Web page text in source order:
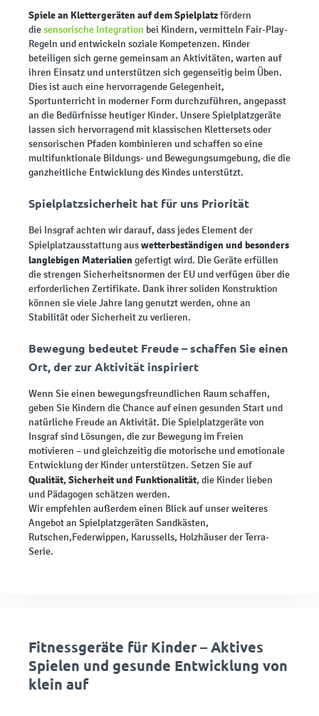
Spiele an Klettergeräten auf dem Spielplatzfördern
diesensorische Integration bei Kindern, vermitteln Fair-Play-
Regeln und entwickeln soziale Kompetenzen. Kinder
beteiligen sich gerne gemeinsam an Aktivitäten, warten auf
ihren Einsatz und unterstützen sich gegenseitig beim Üben.
Dies ist auch eine hervorragende Gelegenheit,
Sportunterricht in moderner Form durchzuführen, angepasst
an die Bedürfnisse heutiger Kinder. Unsere Spielplatzgeräte
lassen sich hervorragend mit klassischen Klettersets oder
sensorischen Pfaden kombinieren und schaffen so eine
multifunktionale Bildungs- und Bewegungsumgebung, die die
ganzheitliche Entwicklung des Kindes unterstützt.
Spielplatzsicherheit hat für uns Priorität
Bei Insgraf achten wir darauf, dass jedes Element der
Spielplatzausstattung auswetterbeständigen und besonders
langlebigen Materialien gefertigt wird. Die Geräte erfüllen
die strengen Sicherheitsnormen der EU und verfügen über die
erforderlichen Zertifikate. Dank ihrer soliden Konstruktion
können sie viele Jahre lang genutzt werden, ohne an
Stabilität oder Sicherheit zu verlieren.
Bewegung bedeutet Freude – schaffen Sie einen
Ort, der zur Aktivität inspiriert
Wenn Sie einen bewegungsfreundlichen Raum schaffen,
geben Sie Kindern die Chance auf einen gesunden Start und
natürliche Freude an Aktivität. Die Spielplatzgeräte von
Insgraf sind Lösungen, die zur Bewegung im Freien
motivieren – und gleichzeitig die motorische und emotionale
Entwicklung der Kinder unterstützen. Setzen Sie auf
Qualität, Sicherheit und Funktionalität, die Kinder lieben
und Pädagogen schätzen werden.
Wir empfehlen außerdem einen Blick auf unser weiteres
Angebot an Spielplatzgeräten Sandkästen,
Rutschen,Federwippen, Karussells, Holzhäuser der Terra-
Serie.
Fitnessgeräte für Kinder – Aktives
Spielen und gesunde Entwicklung von
klein auf